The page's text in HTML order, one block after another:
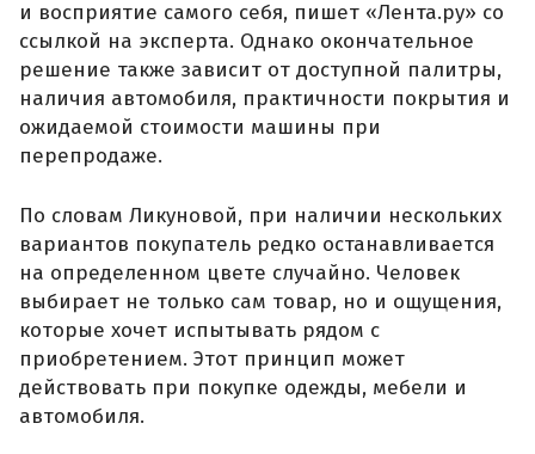
и восприятие самого себя, пишет «Лента.ру» со
ссылкой на эксперта. Однако окончательное
решение также зависит от доступной палитры,
наличия автомобиля, практичности покрытия и
ожидаемой стоимости машины при
перепродаже.
По словам Ликуновой, при наличии нескольких
вариантов покупатель редко останавливается
на определенном цвете случайно. Человек
выбирает не только сам товар, но и ощущения,
которые хочет испытывать рядом с
приобретением. Этот принцип может
действовать при покупке одежды, мебели и
автомобиля.